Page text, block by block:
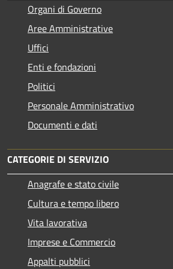
Organi di Governo
Aree Amministrative
Uffici
Enti e fondazioni
Politici
Personale Amministrativo
Documenti e dati
CATEGORIE DI SERVIZIO
Anagrafe e stato civile
Cultura e tempo libero
Vita lavorativa
Imprese e Commercio
Appalti pubblici